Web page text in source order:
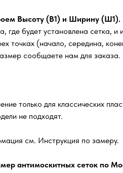
Высоту (В1) и Ширину (Ш1).
где будет установлена сетка,
точках (начало, середина,
сообщаете нам для
только для классических
не подходят.
см. Инструкция по замеру.
антимоскитных сеток по